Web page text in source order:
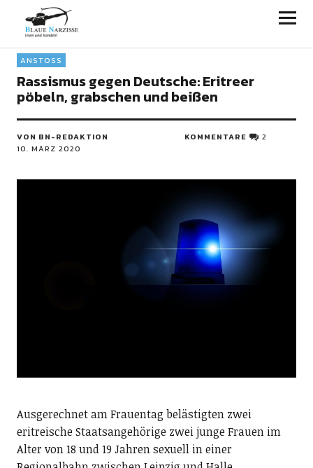
Blaue Narzisse
ANSTOSS
Rassismus gegen Deutsche: Eritreer
pöbeln, grabschen und beißen
VON BN-REDAKTION
10. MÄRZ 2020
KOMMENTARE 2
Ausgerechnet am Frauentag belästigten zwei
eritreische Staatsangehörige zwei junge Frauen im
Alter von 18 und 19 Jahren sexuell in einer